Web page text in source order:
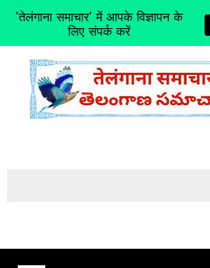
t
'तेलंगाना समाचार' में आपके विज्ञापन के
लिए संपर्क करें